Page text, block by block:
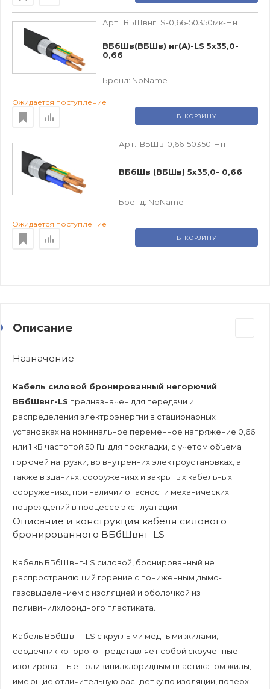
Арт.: ВБШвнгLS-0,66-50350мк-Нн
ВБбШв(ВБШв) нг(А)-LS 5х35,0-
0,66
Бренд: NoName
Ожидается поступление
В КОРЗИНУ
Арт.: ВБШв-0,66-50350-Нн
ВБбШв (ВБШв) 5х35,0- 0,66
Бренд: NoName
Ожидается поступление
В КОРЗИНУ
Описание
Назначение
Кабель силовой бронированный негорючий
ВБбШвнг-LS предназначен для передачи и
распределения электроэнергии в стационарных
установках на номинальное переменное напряжение 0,66
или 1 кВ частотой 50 Гц. для прокладки, с учетом объема
горючей нагрузки, во внутренних электроустановках, а
также в зданиях, сооружениях и закрытых кабельных
сооружениях, при наличии опасности механических
повреждений в процессе эксплуатации.
Описание и конструкция кабеля силового
бронированного ВБбШвнг-LS
Кабель ВБбШвнг-LS силовой, бронированный не
распространяющий горение с пониженным дымо-
газовыделением с изоляцией и оболочкой из
поливинилхлоридного пластиката.
Кабель ВБбШвнг-LS с круглыми медными жилами,
сердечник которого представляет собой скрученные
изолированные поливинилхлоридным пластикатом жилы,
имеющие отличительную расцветку по изоляции, поверх